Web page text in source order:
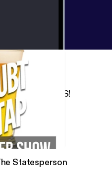
Have GUESTS!
Statesperson